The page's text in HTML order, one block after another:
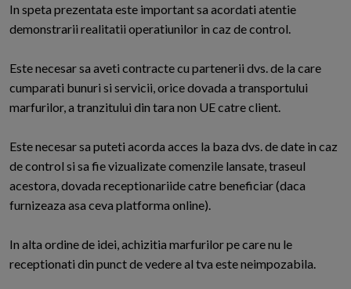
In speta prezentata este important sa acordati atentie
demonstrarii realitatii operatiunilor in caz de control.
Este necesar sa aveti contracte cu partenerii dvs. de la care
cumparati bunuri si servicii, orice dovada a transportului
marfurilor, a tranzitului din tara non UE catre client.
Este necesar sa puteti acorda acces la baza dvs. de date in caz
de control si sa fie vizualizate comenzile lansate, traseul
acestora, dovada receptionariide catre beneficiar (daca
furnizeaza asa ceva platforma online).
In alta ordine de idei, achizitia marfurilor pe care nu le
receptionati din punct de vedere al tva este neimpozabila.